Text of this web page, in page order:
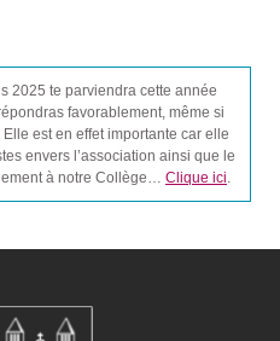
2025 te parviendra cette année
favorablement, même si
est en effet importante car elle
envers l’association ainsi que le
à notre Collège… Clique ici.